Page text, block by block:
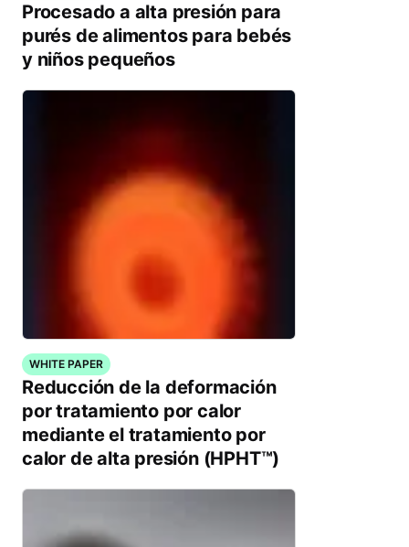
Procesado a alta presión para
purés de alimentos para bebés
y niños pequeños
WHITE PAPER
Reducción de la deformación
por tratamiento por calor
mediante el tratamiento por
calor de alta presión (HPHT™)